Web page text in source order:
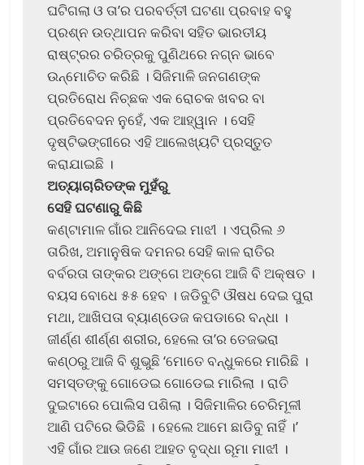
ଘଟିଗଲା ଓ ତା’ର ପରବର୍ତ୍ତୀ ଘଟଣା ପ୍ରବାହ ବହୁ
ପ୍ରଶ୍ନ ଉତ୍‌ଥାପନ କରିବା ସହିତ ଭାରତୀୟ
ରାଷ୍ଟ୍ରର ଚରିତ୍ରକୁ ପୁଣିଥରେ ନଗ୍ନ ଭାବେ
ଉନ୍ମୋଚିତ କରିଛି । ସିଜିମାଳି ଜନଗଣଙ୍କ
ପ୍ରତିରୋଧ ନିଚ୍ଛକ ଏକ ରୋଚକ ଖବର ବା
ପ୍ରତିବେଦନ ନୁହେଁ, ଏକ ଆହ୍ୱାନ । ସେହି
ଦୃଷ୍ଟିଭଙ୍ଗୀରେ ଏହି ଆଲେଖ୍ୟଟି ପ୍ରସ୍ତୁତ
କରାଯାଇଛି ।
ଅତ୍ୟାଚାରିତଙ୍କ ମୁହଁରୁ
ସେହି ଘଟଣାରୁ କିଛି
କଣ୍ଟାମାଳ ଗାଁର ଆନିଦେଇ ମାଝୀ । ଏପ୍ରିଲ ୬
ତାରିଖ, ଅମାନୁଷିକ ଦମନର ସେହି କାଳ ରାତିର
ବର୍ବରତା ତାଙ୍କର ଅଙ୍ଗେ ଅଙ୍ଗେ ଆଜି ବି ଅକ୍ଷତ ।
ବୟସ ବୋଧେ ୫୫ ହେବ । ଜଡିବୁଟି ଔଷଧ ଦେଇ ପୁରା
ମଥା, ଆଖିପତା ବ୍ୟାଣ୍ଡେଜ କପଡାରେ ବନ୍ଧା ।
ଜୀର୍ଣ୍ଣ ଶୀର୍ଣ୍ଣ ଶରୀର, ହେଲେ ତା’ର ତେଜଭରା
କଣ୍ଠରୁ ଆଜି ବି ଶୁଭୁଛି ‘ମୋତେ ବନ୍ଧୁକରେ ମାରିଛି ।
ସମସ୍ତଙ୍କୁ ଗୋଡେଇ ଗୋଡେଇ ମାରିଲା । ରାତି
ଦୁଇଟାରେ ପୋଲିସ ପଶିଲା । ସିଜିମାଳିର ଚେରିମୂଳୀ
ଆଣି ପଟିରେ ଭିଡିଛି । ହେଲେ ଆମେ ଛାଡିବୁ ନାହିଁ ।’
ଏହି ଗାଁର ଆଉ ଜଣେ ଆହତ ବୃଦ୍ଧା ରୂମା ମାଝୀ ।